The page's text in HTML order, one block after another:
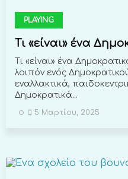
PLAYING
Τι «είναι» ένα
Τι «είναι» ένα
λοιπόν ενός
εναλλακτικά,
Δημοκρατικά...
5 Μαρτίου, 2025